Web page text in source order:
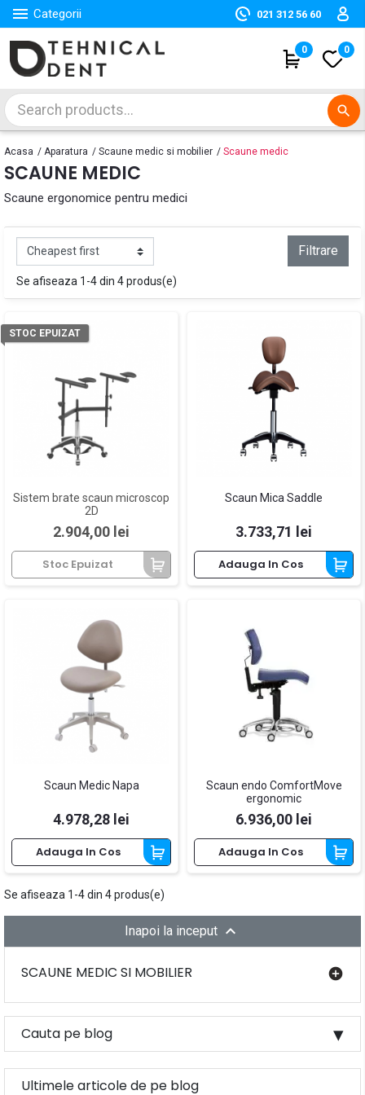
 Categorii 021 312 56 60
0 0
search
Acasa Aparatura Scaune medic si mobilier Scaune medic
SCAUNE MEDIC SI MOBILIER add_circle
Cauta pe blog
Ultimele articole de pe blog
SCAUNE MEDIC
Scaune ergonomice pentru medici
Filtrare
Se afiseaza 1-4 din 4 produs(e)
Sistem brate scaun microscop
2D
Pret
2.904,00 lei
Stoc Epuizat
STOC EPUIZAT
Scaun Mica Saddle
Pret
3.733,71 lei
Adauga In Cos
Scaun Medic Napa
Pret
4.978,28 lei
Adauga In Cos
Scaun endo ComfortMove
ergonomic
Pret
6.936,00 lei
Adauga In Cos
Se afiseaza 1-4 din 4 produs(e)
Inapoi la inceput 